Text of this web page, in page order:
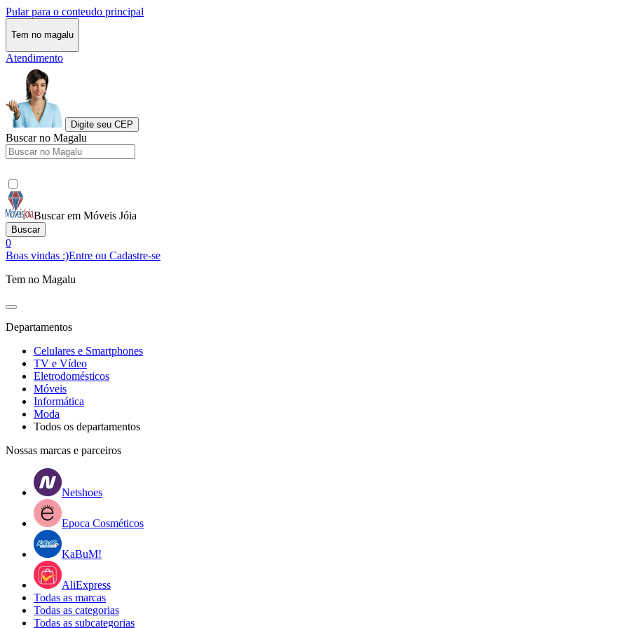
Pular para o conteudo principal
Tem no magalu
Atendimento
Digite seu CEP
Buscar no Magalu
Buscar em Móveis Jóia
Buscar
0
Boas vindas :)Entre ou Cadastre-se
Tem no Magalu
Departamentos
Celulares e Smartphones
TV e Vídeo
Eletrodomésticos
Móveis
Informática
Moda
Todos os departamentos
Nossas marcas e parceiros
Netshoes
Epoca Cosméticos
KaBuM!
AliExpress
Todas as marcas
Todas as categorias
Todas as subcategorias